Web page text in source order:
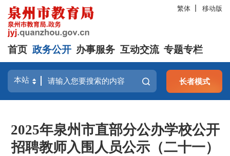
繁体 移动版
首页 政务公开 办事服务 互动交流 专题专栏
长者模式
2025年泉州市直部分公办学校公开
招聘教师入围人员公示（二十一）